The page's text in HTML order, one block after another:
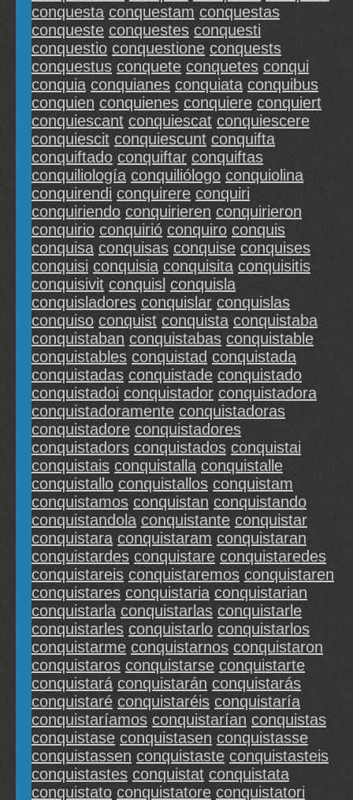
conquesta conquestam conquestas
conqueste conquestes conquesti
conquestio conquestione conquests
conquestus conquete conquetes conqui
conquia conquianes conquiata conquibus
conquien conquienes conquiere conquiert
conquiescant conquiescat conquiescere
conquiescit conquiescunt conquifta
conquiftado conquiftar conquiftas
conquiliología conquiliólogo conquiolina
conquirendi conquirere conquiri
conquiriendo conquirieren conquirieron
conquirio conquirió conquiro conquis
conquisa conquisas conquise conquises
conquisi conquisia conquisita conquisitis
conquisivit conquisl conquisla
conquisladores conquislar conquislas
conquiso conquist conquista conquistaba
conquistaban conquistabas conquistable
conquistables conquistad conquistada
conquistadas conquistade conquistado
conquistadoi conquistador conquistadora
conquistadoramente conquistadoras
conquistadore conquistadores
conquistadors conquistados conquistai
conquistais conquistalla conquistalle
conquistallo conquistallos conquistam
conquistamos conquistan conquistando
conquistandola conquistante conquistar
conquistara conquistaram conquistaran
conquistardes conquistare conquistaredes
conquistareis conquistaremos conquistaren
conquistares conquistaria conquistarian
conquistarla conquistarlas conquistarle
conquistarles conquistarlo conquistarlos
conquistarme conquistarnos conquistaron
conquistaros conquistarse conquistarte
conquistará conquistarán conquistarás
conquistaré conquistaréis conquistaría
conquistaríamos conquistarían conquistas
conquistase conquistasen conquistasse
conquistassen conquistaste conquistasteis
conquistastes conquistat conquistata
conquistato conquistatore conquistatori